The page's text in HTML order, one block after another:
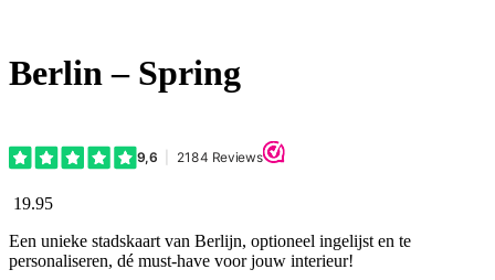
Berlin – Spring
19.95
Een unieke stadskaart van Berlijn, optioneel ingelijst en te
personaliseren, dé must-have voor jouw interieur!